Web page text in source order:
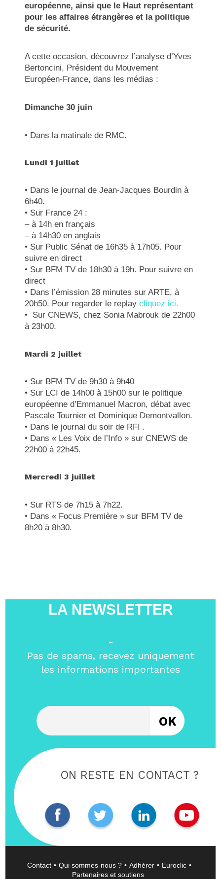
européenne, ainsi que le Haut représentant
pour les affaires étrangères et la politique
de sécurité.
A cette occasion, découvrez l’analyse d’Yves
Bertoncini, Président du Mouvement
Européen-France, dans les médias :
Dimanche 30 juin
• Dans la matinale de RMC.
Lundi 1 juillet
• Dans le journal de Jean-Jacques Bourdin à
6h40.
• Sur France 24 :
– à 14h en français
– à 14h30 en anglais
• Sur Public Sénat de 16h35 à 17h05. Pour
suivre en direct
• Sur BFM TV de 18h30 à 19h. Pour suivre en
direct
• Dans l’émission 28 minutes sur ARTE, à
20h50. Pour regarder le replaycliquez ici.
• Sur CNEWS, chez Sonia Mabrouk de 22h00
à 23h00.
Mardi 2 juillet
• Sur BFM TV de 9h30 à 9h40
• Sur LCI de 14h00 à 15h00 sur le politique
européenne d’Emmanuel Macron, débat avec
Pascale Tournier et Dominique Demontvallon.
• Dans le journal du soir de RFI .
• Dans « Les Voix de l’Info » sur CNEWS de
22h00 à 22h45.
Mercredi 3 juillet
• Sur RTS de 7h15 à 7h22.
• Dans « Focus Première » sur BFM TV de
8h20 à 8h30.
LA NEWSLETTER
-
Pas de spams, recevez uniquement
les informations importantes
ON RESTE EN CONTACT ?
Contact Qui sommes-nous ? Adhérer
Euroclic
Partenaires et soutiens